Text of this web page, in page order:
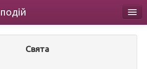
подій
Свята